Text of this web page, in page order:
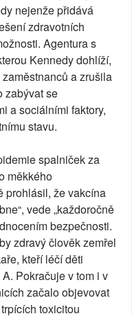
nejenže přidává
zdravotních
Agentura s
Kennedy dohlíží,
a zrušila
zabývat se
a sociálními faktory,
stavu.
spalniček za
měkkého
prohlásil, že vakcína
vede „každoročně
bezpečnosti.
zdravý člověk zemřel
kteří léčí děti
Pokračuje v tom i v
začalo objevovat
toxicitou